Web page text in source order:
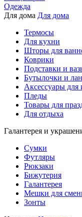
Одежда
Для дома Для дома
Термосы
Для кухни
Шторы для
Коврики
Подставки и
Бутылочки и
Аксессуары для
Пледы
Товары для
Для отдыха
Галантерея и
Сумки
Футляры
Рюкзаки
Бижутерия
Галантерея
Мешки для
Зонты